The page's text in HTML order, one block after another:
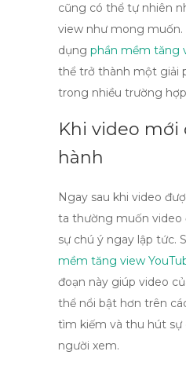
cũng có thể tự nhiên
view như mong muốn.
dụng phần mềm tăng
thể trở thành một giải
trong nhiều trường
Khi video mới
hành
Ngay sau khi video
ta thường muốn
sự chú ý ngay lập tức.
mềm tăng view
đoạn này giúp video
thể nổi bật hơn trên
tìm kiếm và thu hút
người xem.